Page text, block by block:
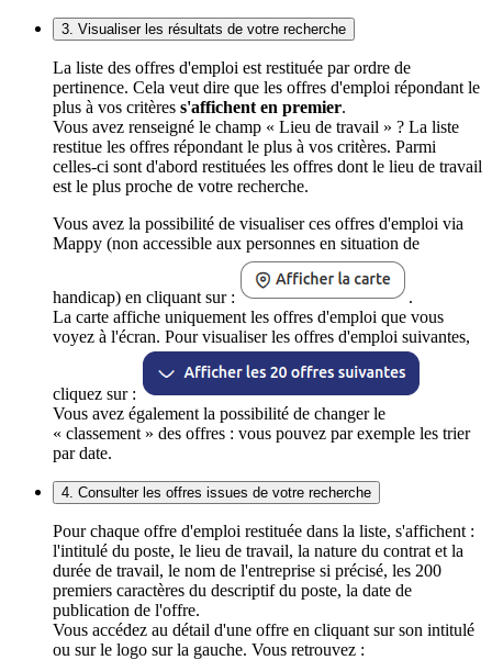
3. Visualiser les résultats de votre recherche
La liste des offres d'emploi est restituée par ordre de
pertinence. Cela veut dire que les offres d'emploi répondant le
plus à vos critères s'affichent en premier.
Vous avez renseigné le champ « Lieu de travail » ? La liste
restitue les offres répondant le plus à vos critères. Parmi
celles-ci sont d'abord restituées les offres dont le lieu de travail
est le plus proche de votre recherche.
Vous avez la possibilité de visualiser ces offres d'emploi via
Mappy (non accessible aux personnes en situation de
handicap) en cliquant sur :
.
La carte affiche uniquement les offres d'emploi que vous
voyez à l'écran. Pour visualiser les offres d'emploi suivantes,
cliquez sur :
Vous avez également la possibilité de changer le
« classement » des offres : vous pouvez par exemple les trier
par date.
4. Consulter les offres issues de votre recherche
Pour chaque offre d'emploi restituée dans la liste, s'affichent :
l'intitulé du poste, le lieu de travail, la nature du contrat et la
durée de travail, le nom de l'entreprise si précisé, les 200
premiers caractères du descriptif du poste, la date de
publication de l'offre.
Vous accédez au détail d'une offre en cliquant sur son intitulé
ou sur le logo sur la gauche. Vous retrouvez :